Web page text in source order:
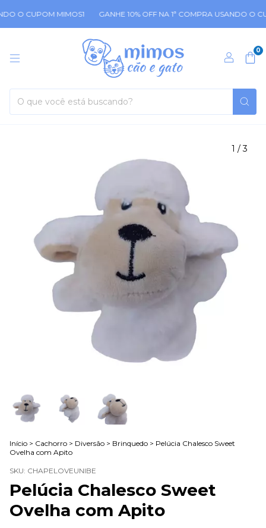
O CUPOM MIMOS1 GANHE 10% OFF NA 1ª COMPRA USANDO O
0
1 /3
Início > Cachorro > Diversão > Brinquedo > Pelúcia Chalesco Sweet
Ovelha com Apito
SKU: CHAPELOVEUNIBE
Pelúcia Chalesco Sweet
Ovelha com Apito